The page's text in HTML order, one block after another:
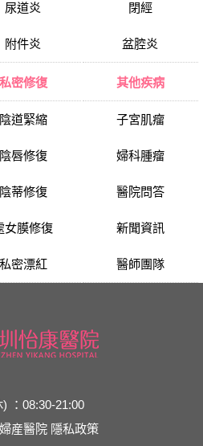
尿道炎
附件炎
閉經
盆腔炎
私密修復
陰道緊縮
陰唇修復
陰蒂修復
女膜修復
私密漂紅
其他疾病
子宮肌瘤
婦科腫瘤
醫院問答
新聞資訊
醫師團隊
：08:30-21:00
産醫院 隱私政策